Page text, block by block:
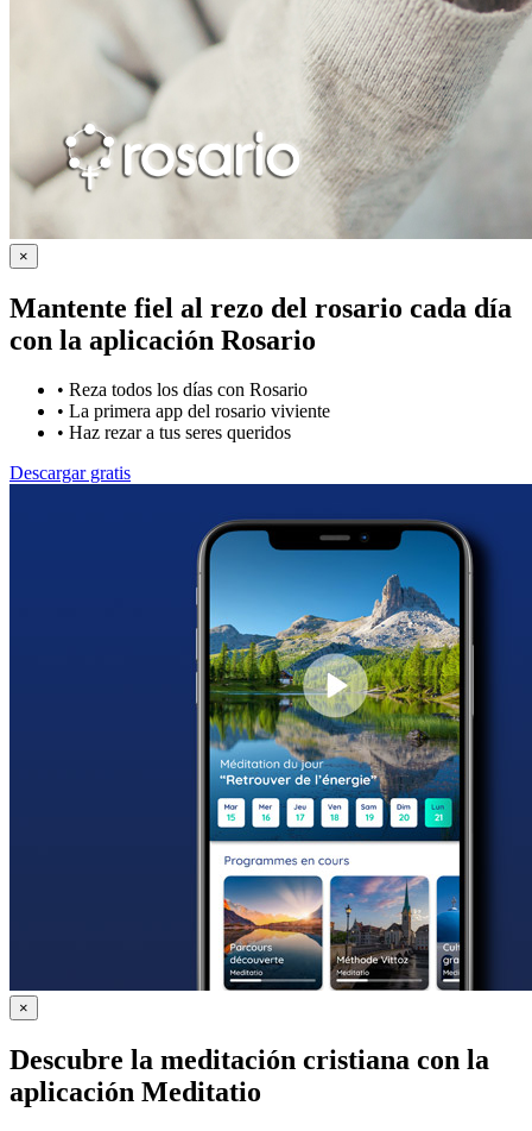
×
Mantente fiel al rezo del rosario cada día
con la aplicación Rosario
• Reza todos los días con Rosario
• La primera app del rosario viviente
• Haz rezar a tus seres queridos
Descargar gratis
×
Descubre la meditación cristiana con la
aplicación Meditatio